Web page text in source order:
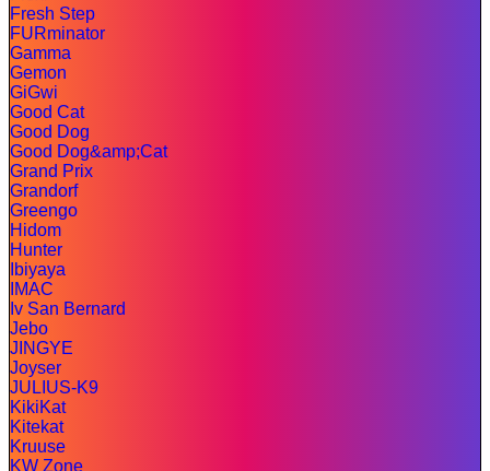
Fresh Step
FURminator
Gamma
Gemon
GiGwi
Good Cat
Good Dog
Good Dog&amp;Cat
Grand Prix
Grandorf
Greengo
Hidom
Hunter
Ibiyaya
IMAC
Iv San Bernard
Jebo
JINGYE
Joyser
JULIUS-K9
KikiKat
Kitekat
Kruuse
KW Zone